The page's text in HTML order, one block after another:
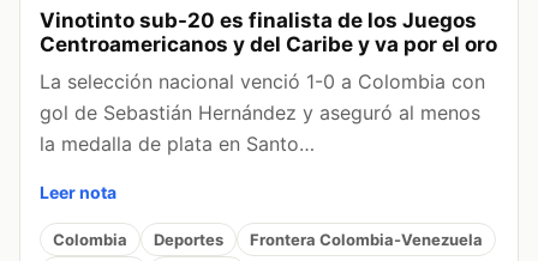
Vinotinto sub-20 es finalista de los Juegos
Centroamericanos y del Caribe y va por el oro
La selección nacional venció 1-0 a Colombia con
gol de Sebastián Hernández y aseguró al menos
la medalla de plata en Santo…
Leer nota
Colombia Deportes
Frontera Colombia-Venezuela